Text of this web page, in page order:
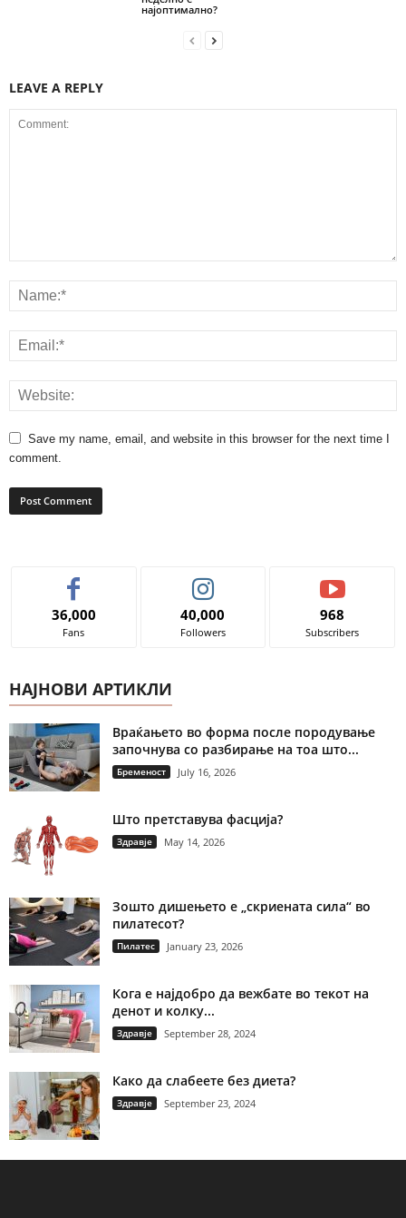
најоптимално?
LEAVE A REPLY
Save my name, email, and website in this browser for the next time I
comment.
36,000
Fans
40,000
Followers
968
Subscribers
НАЈНОВИ АРТИКЛИ
Враќањето во форма после породување
започнува со разбирање на тоа што...
Бременост July 16, 2026
Што претставува фасција?
Здравје May 14, 2026
Зошто дишењето е „скриената сила“ во
пилатесот?
Пилатес January 23, 2026
Кога е најдобро да вежбате во текот на
денот и колку...
Здравје September 28, 2024
Како да слабеете без диета?
Здравје September 23, 2024